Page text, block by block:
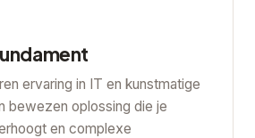
ervaring in IT en kunstmatige
bewezen oplossing die je
en complexe